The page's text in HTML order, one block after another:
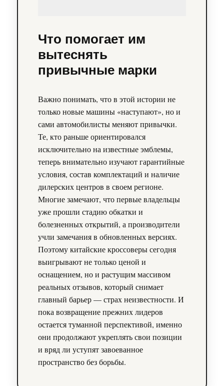
Что помогает им
вытеснять
привычные марки
Важно понимать, что в этой истории не
только новые машины «наступают», но и
сами автомобилисты меняют привычки.
Те, кто раньше ориентировался
исключительно на известные эмблемы,
теперь внимательно изучают гарантийные
условия, состав комплектаций и наличие
дилерских центров в своем регионе.
Многие замечают, что первые владельцы
уже прошли стадию обкатки и
болезненных открытий, а производители
учли замечания в обновленных версиях.
Поэтому китайские кроссоверы сегодня
выигрывают не только ценой и
оснащением, но и растущим массивом
реальных отзывов, который снимает
главный барьер — страх неизвестности. И
пока возвращение прежних лидеров
остается туманной перспективой, именно
они продолжают укреплять свои позиции
и вряд ли уступят завоеванное
пространство без борьбы.